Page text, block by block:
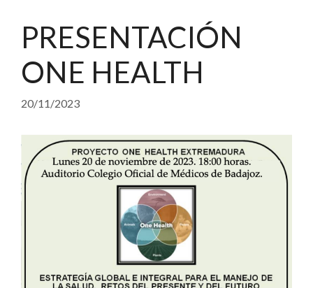
PRESENTACIÓN
ONE HEALTH
20/11/2023